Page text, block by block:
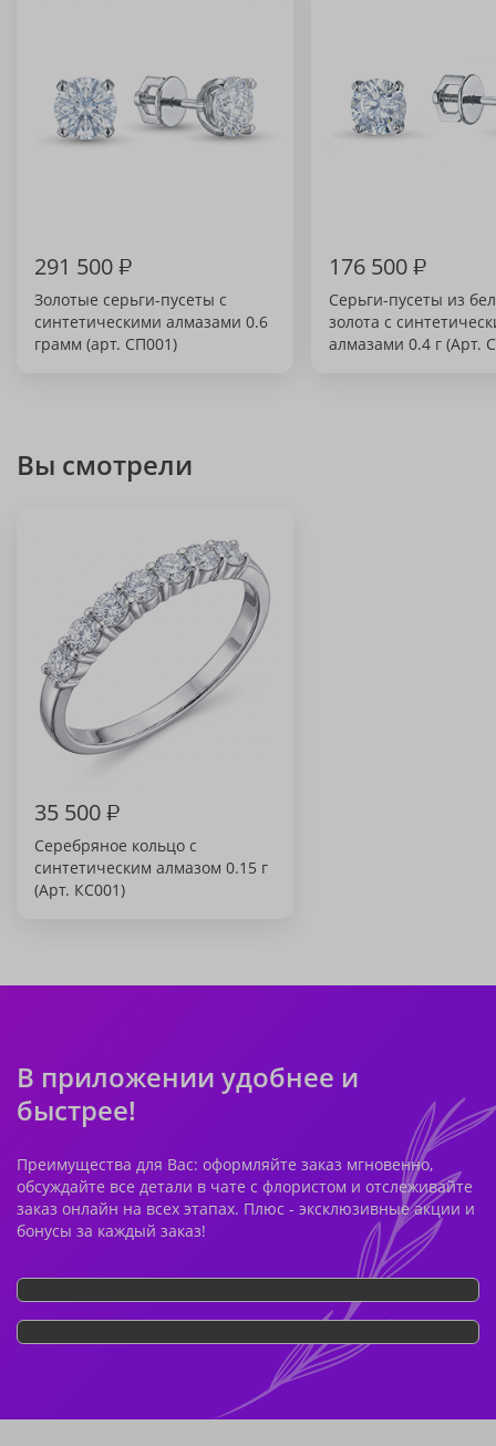
291 500₽
Золотые серьги-пусеты с
синтетическими алмазами 0.6
грамм (арт. СП001)
176 500₽
Серьги-пусеты из
золота с
алмазами 0.4 г (Арт.
Вы смотрели
35 500₽
Серебряное кольцо с
синтетическим алмазом 0.15 г
(Арт. КС001)
В приложении удобнее и
быстрее!
Преимущества для Вас: оформляйте заказ мгновенно,
обсуждайте все детали в чате с флористом и отслеживайте
заказ онлайн на всех этапах. Плюс - эксклюзивные акции и
бонусы за каждый заказ!